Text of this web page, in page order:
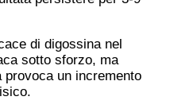
di digossina nel
sotto sforzo, ma
un incremento